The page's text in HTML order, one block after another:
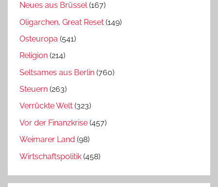
Neues aus Brüssel(167)
Oligarchen, Great Reset (149)
Osteuropa (541)
Religion (214)
Seltsames aus Berlin (760)
Steuern (263)
Verrückte Welt (323)
Vor der Finanzkrise (457)
Weimarer Land (98)
Wirtschaftspolitik (458)